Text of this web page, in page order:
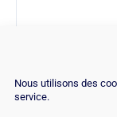
Nous utilisons des
service.Merkle